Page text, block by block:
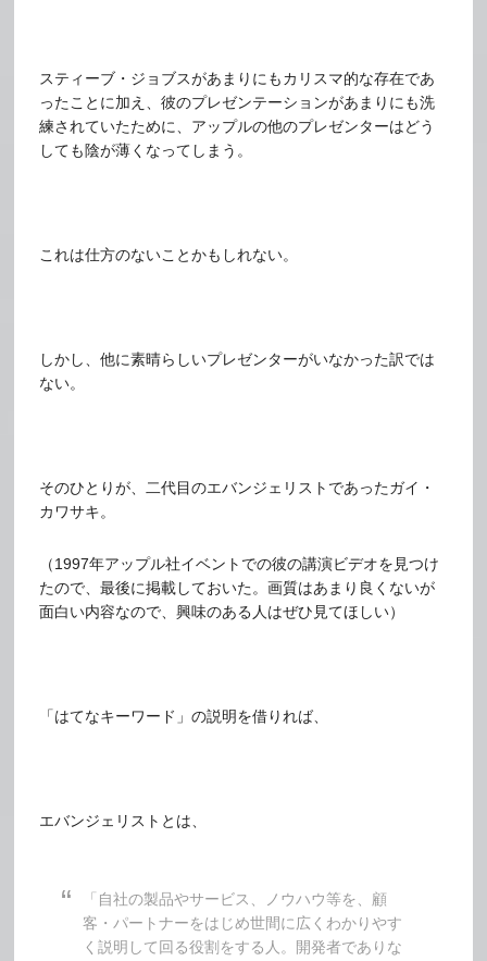
スティーブ・ジョブスがあまりにもカリスマ的な存在であ
ったことに加え、彼のプレゼンテーションがあまりにも洗
練されていたために、アップルの他のプレゼンターはどう
しても陰が薄くなってしまう。
これは仕方のないことかもしれない。
しかし、他に素晴らしいプレゼンターがいなかった訳では
ない。
そのひとりが、二代目のエバンジェリストであったガイ・
カワサキ。
（1997年アップル社イベントでの彼の講演ビデオを見つけ
たので、最後に掲載しておいた。画質はあまり良くないが
面白い内容なので、興味のある人はぜひ見てほしい）
「はてなキーワード」の説明を借りれば、
エバンジェリストとは、
「自社の製品やサービス、ノウハウ等を、顧
客・パートナーをはじめ世間に広くわかりやす
く説明して回る役割をする人。開発者でありな